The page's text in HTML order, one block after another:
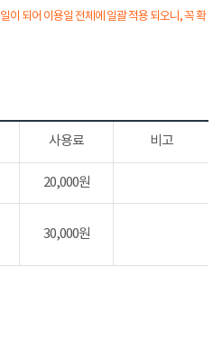
이 되어 이용일 전체에 일괄 적용 되오니, 꼭 확
사용료 비고
20,000원
30,000원